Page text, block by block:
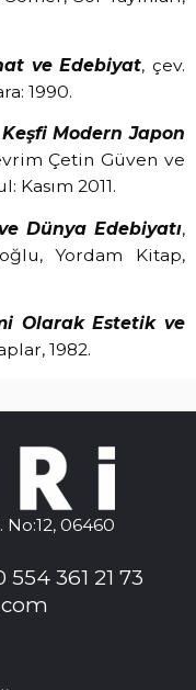
ve Edebiyat, çev.
1990.
Modern Japon
Çetin Güven ve
Kasım 2011.
Dünya Edebiyatı,
Yordam Kitap,
Olarak Estetik ve
1982.
No:12, 06460
554 361 21 73